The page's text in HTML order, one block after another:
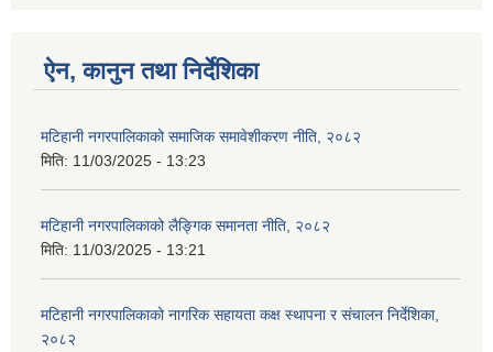
ऐन, कानुन तथा निर्देशिका
मटिहानी नगरपालिकाको समाजिक समावेशीकरण नीति, २०८२
मिति: 11/03/2025 - 13:23
मटिहानी नगरपालिकाको लैङ्गिक समानता नीति, २०८२
मिति: 11/03/2025 - 13:21
मटिहानी नगरपालिकाको नागरिक सहायता कक्ष स्थापना र संचालन निर्देशिका,
२०८२